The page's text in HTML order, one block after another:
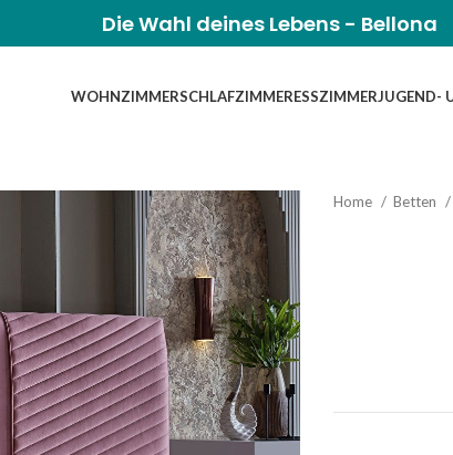
Die Wahl deines Lebens - Bellona
WOHNZIMMERSCHLAFZIMMERESSZIMMERJUGEND-
Home Betten